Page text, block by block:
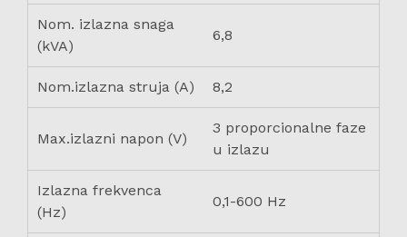
Nom. izlazna snaga
(kVA)
6,8
Nom.izlazna struja (A) 8,2
Max.izlazni napon (V)
3 proporcionalne faze
u izlazu
Izlazna frekvenca
(Hz)
0,1-600 Hz